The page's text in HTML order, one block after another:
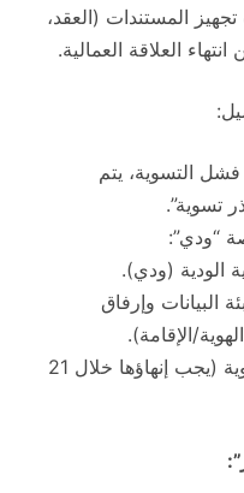
المستندات (العقد،
التسوية، يتم
تسوية”.
“ودي”:
الودية (ودي).
البيانات وإرفاق
الإقامة).
تحديد موعد لجلسة التسوية (يجب إنهاؤها خلال 21